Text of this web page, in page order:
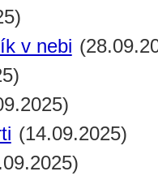
v nebi
(14.09.2025)